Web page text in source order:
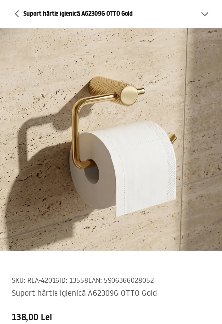
Suport hârtie igienică A62309G OTTO Gold
SKU: REA-42016ID: 13558EAN: 5906366028052
Suport hârtie igienică A62309G OTTO Gold
138,00 Lei